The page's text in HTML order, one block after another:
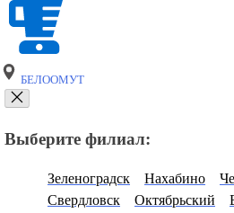
БЕЛООМУТ
Выберите филиал:
Зеленоградск Нахабино
Свердловск
Октябрьский